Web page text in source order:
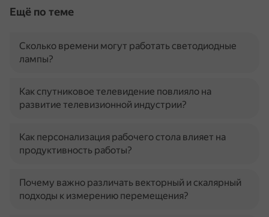
Ещё по теме
Сколько времени могут работать светодиодные
лампы?
Как спутниковое телевидение повлияло на
развитие телевизионной индустрии?
Как персонализация рабочего стола влияет на
продуктивность работы?
Почему важно различать векторный и скалярный
подходы к измерению перемещения?